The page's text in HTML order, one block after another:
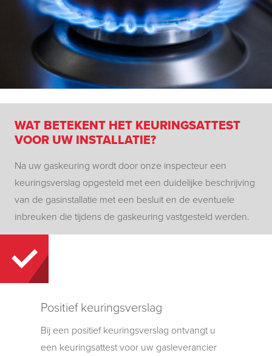
WAT BETEKENT HET KEURINGSATTEST
VOOR UW INSTALLATIE?
Na uw gaskeuring wordt door onze inspecteur een
keuringsverslag opgesteld met een duidelijke beschrijving
van de gasinstallatie met een besluit en de eventuele
inbreuken die tijdens de gaskeuring vastgesteld werden.
Positief keuringsverslag
Bij een positief keuringsverslag ontvangt u
een keuringsattest voor uw gasleverancier